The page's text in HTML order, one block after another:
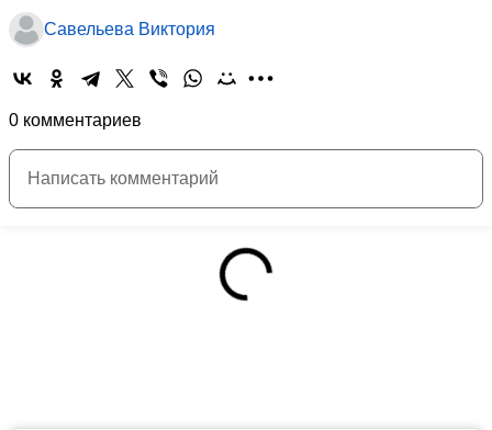
Савельева Виктория
0 комментариев